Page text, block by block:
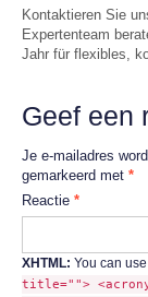
Kontaktieren Sie
Expertenteam
Jahr für flexibles,
Geef een
Je e-mailadres
gemarkeerd met *
Reactie *
XHTML: You can
title="">